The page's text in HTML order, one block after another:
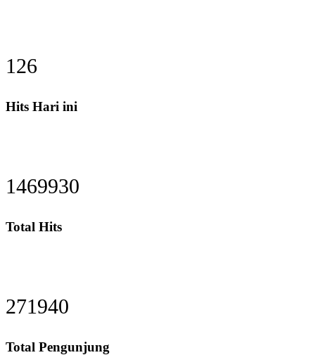
132
Hits Hari ini
1540205
Total Hits
284942
Total Pengunjung